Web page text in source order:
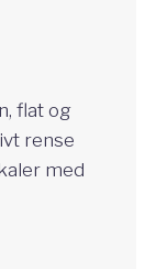
flat og
rense
med